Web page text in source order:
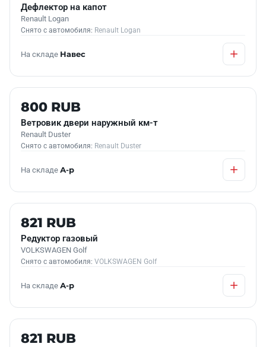
Дефлектор на капот
Renault Logan
Снято с автомобиля: Renault Logan
На складе Навес
Б/У В НАЛИЧИИ
800 RUB
Ветровик двери наружный км-т
Renault Duster
Снято с автомобиля: Renault Duster
На складе А-р
Б/У В НАЛИЧИИ
821 RUB
Редуктор газовый
VOLKSWAGEN Golf
Снято с автомобиля: VOLKSWAGEN Golf
На складе А-р
Б/У В НАЛИЧИИ
821 RUB